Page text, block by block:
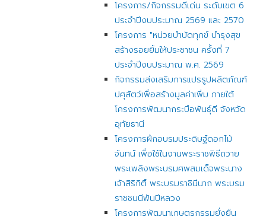
โครงการ/กิจกรรมดีเด่น​ ระดับเขต​ 6​
ประจำปี​งบประมาณ 2569​ ​และ​ 2570
โครงการ "หน่วยบำบัดทุกข์ บำรุงสุข
สร้างรอยยิ้มให้ประชาชน ครั้งที่ 7
ประจำปีงบประมาณ พ.ศ. 2569
กิจกรรมส่งเสริมการแปรรูปผลิตภัณฑ์
ปศุสัตว์เพื่อสร้างมูลค่าเพิ่ม ภายใต้
โครงการพัฒนากระบือพันธุ์ดี จังหวัด
อุทัยธานี
โครงการฝึกอบรมประดิษฐ์ดอกไม้
จันทน์ เพื่อใช้ในงานพระราชพิธีถวาย
พระเพลิงพระบรมศพสมเด็จพระนาง
เจ้าสิริกิติ์ พระบรมราชินีนาถ พระบรม
ราชชนนีพันปีหลวง
โครงการพัฒนาเกษตรกรรมยั่งยืน